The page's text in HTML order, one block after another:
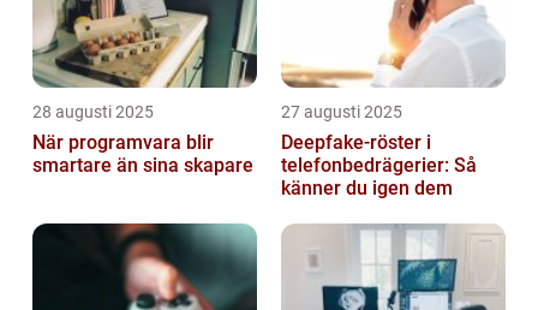
28 augusti 2025
När programvara blir
smartare än sina skapare
27 augusti 2025
Deepfake-röster i
telefonbedrägerier: Så
känner du igen dem